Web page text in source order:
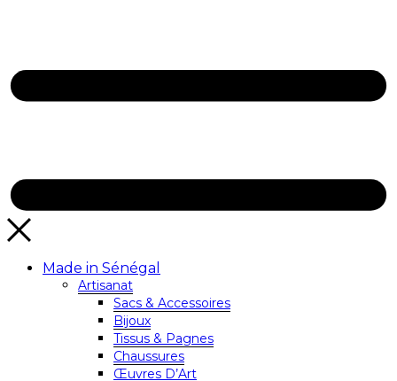
Made in Sénégal
Artisanat
Sacs & Accessoires
Bijoux
Tissus & Pagnes
Chaussures
Œuvres D’Art